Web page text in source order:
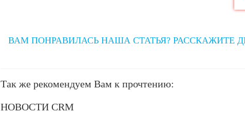
ВАМ ПОНРАВИЛАСЬ НАША СТАТЬЯ? РАССКАЖИТЕ
Так же рекомендуем Вам к прочтению:
НОВОСТИ CRM